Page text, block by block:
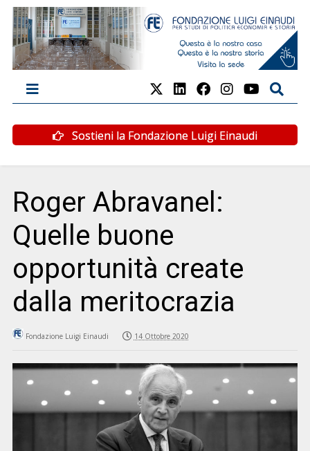
Sostieni la Fondazione Luigi Einaudi
Roger Abravanel:
Quelle buone
opportunità create
dalla meritocrazia
Fondazione Luigi Einaudi 14 Ottobre 2020